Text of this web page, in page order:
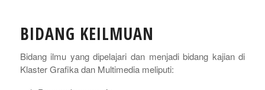
BIDANG KEILMUAN
Bidang ilmu yang dipelajari dan menjadi bidang kajian di
Klaster Grafika dan Multimedia meliputi: